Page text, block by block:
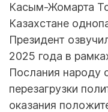
Касым-Жомарта
Казахстане
Президент
2025 года в
Послания народу
перезагрузки
оказания